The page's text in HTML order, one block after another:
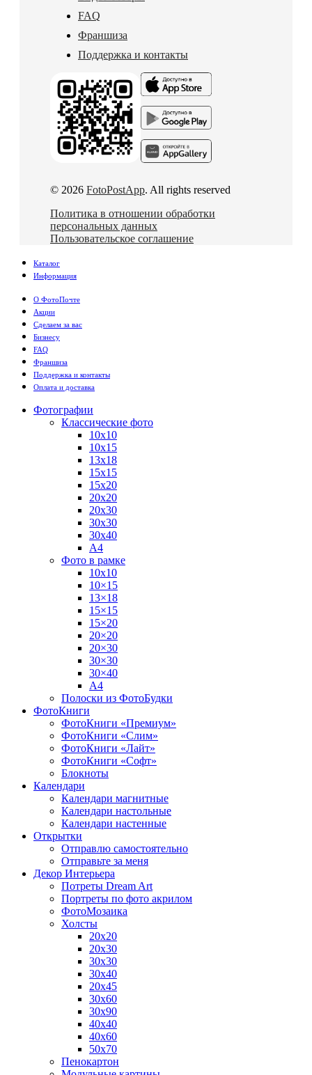
FAQ
Франшиза
Поддержка и контакты
© 2026 FotoPostApp. All rights reserved
Политика в отношении обработки
персональных данных
Пользовательское соглашение
Каталог
Информация
О ФотоПочте
Акции
Сделаем за вас
Бизнесу
FAQ
Франшиза
Поддержка и контакты
Оплата и доставка
Фотографии
Классические фото
10х10
10х15
13х18
15х15
15х20
20х20
20х30
30х30
30х40
А4
Фото в рамке
10х10
10×15
13×18
15×15
15×20
20×20
20×30
30×30
30×40
A4
Полоски из ФотоБудки
ФотоКниги
ФотоКниги «Премиум»
ФотоКниги «Слим»
ФотоКниги «Лайт»
ФотоКниги «Софт»
Блокноты
Календари
Календари магнитные
Календари настольные
Календари настенные
Открытки
Отправлю самостоятельно
Отправьте за меня
Декор Интерьера
Потреты Dream Art
Портреты по фото акрилом
ФотоМозаика
Холсты
20х20
20х30
30х30
30х40
20х45
30х60
30х90
40х40
40х60
50х70
Пенокартон